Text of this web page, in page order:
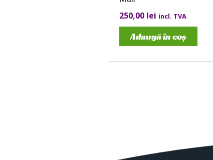
250,00 lei incl. TVA
Adaugă în coș